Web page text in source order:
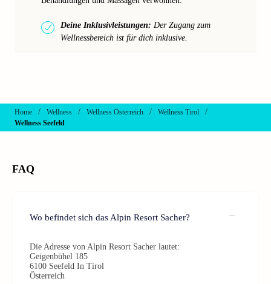
Deine Inklusivleistungen: Der Zugang zum
Wellnessbereich ist für dich inklusive.
Home / Wellness / Wellness Österreich / Wellness Tirol /
Wellness Seefeld
FAQ
Wo befindet sich das Alpin Resort Sacher?
Die Adresse von Alpin Resort Sacher lautet:
Geigenbühel 185
6100 Seefeld In Tirol
Österreich